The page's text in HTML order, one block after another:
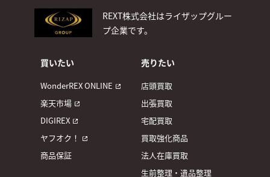
REXT株式会社はライザップグルー
プ企業です。
買いたい
WonderREX ONLINE
楽天市場
DIGIREX
ヤフオク！
商品保証
売りたい
店頭買取
出張買取
宅配買取
買取強化商品
法人在庫買取
生前整理・遺品整理